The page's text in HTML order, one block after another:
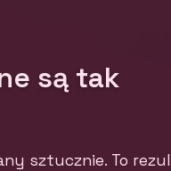
są tak
sztucznie. To